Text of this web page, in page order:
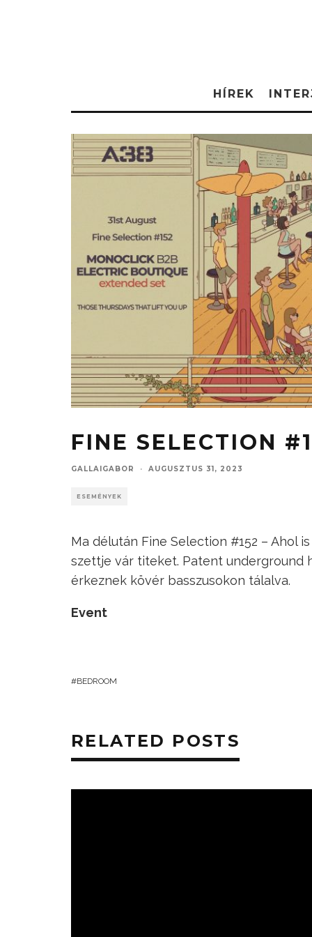
HÍREK
FINE SELECTION
GALLAIGABOR · AUGUSZTUS 31, 2023
ESEMÉNYEK
Ma délután Fine Selection #152 – Ahol
szettje vár titeket. Patent underground
érkeznek kövér basszusokon tálalva.
Event
BEDROOM
RELATED POSTS